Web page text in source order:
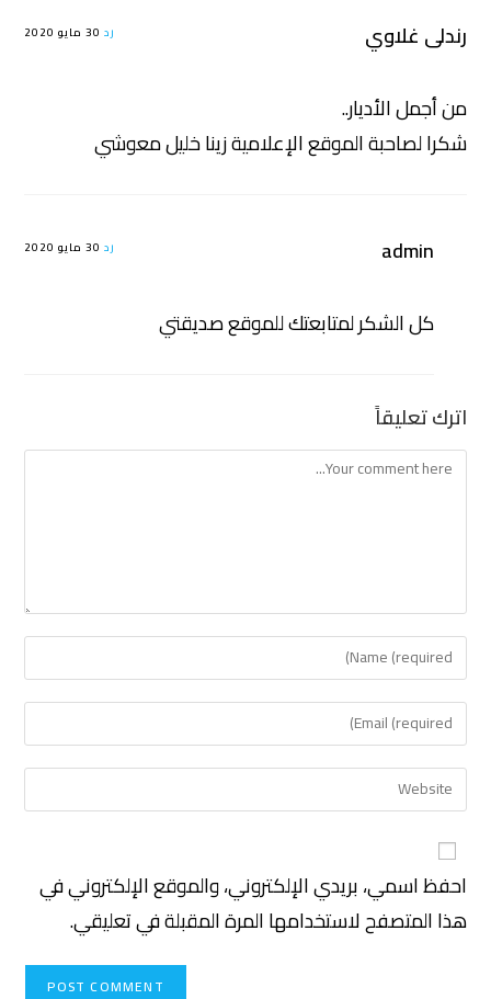
رندلى غلاوي رد 30 مايو 2020
من أجمل الأديار..
شكرا لصاحبة الموقع الإعلامية زينا خليل معوشي
admin رد 30 مايو 2020
كل الشكر لمتابعتك للموقع صديقتي
اترك تعليقاً
احفظ اسمي، بريدي الإلكتروني، والموقع الإلكتروني في
هذا المتصفح لاستخدامها المرة المقبلة في تعليقي.